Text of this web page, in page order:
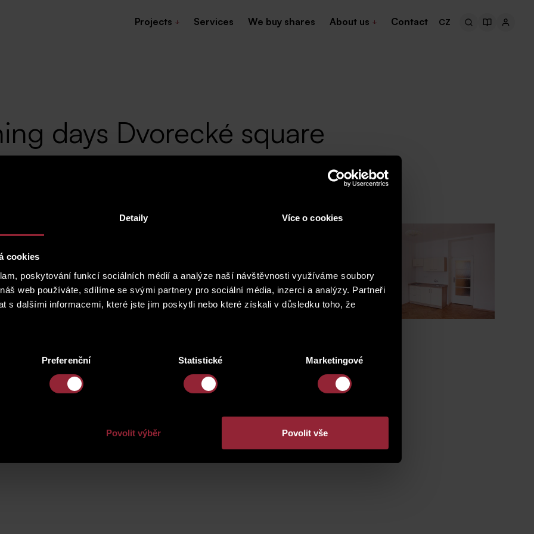
Detaily Více o cookies
cookies
poskytování funkcí sociálních médií a analýze naší návštěvnosti využíváme soubory
web používáte, sdílíme se svými partnery pro sociální média, inzerci a analýzy. Partneři
s dalšími informacemi, které jste jim poskytli nebo které získali v důsledku toho, že
Preferenční Statistické Marketingové
Povolit výběr Povolit vše
Projects Services We buy shares About us Contact CZ
days Dvorecké square
from a wide range of attractive apartments in the
a very popular part of Prague - Podolí
offer of vacant flats and the entire building. Refreshments will be prepared
and see it on Friday, November 23 from 3 pm to 7 pm and on Saturday,
to 3 +1, there are also separate cellars. Take advantage of the unique offer
including the possibility of buying an apartment with a tenant.